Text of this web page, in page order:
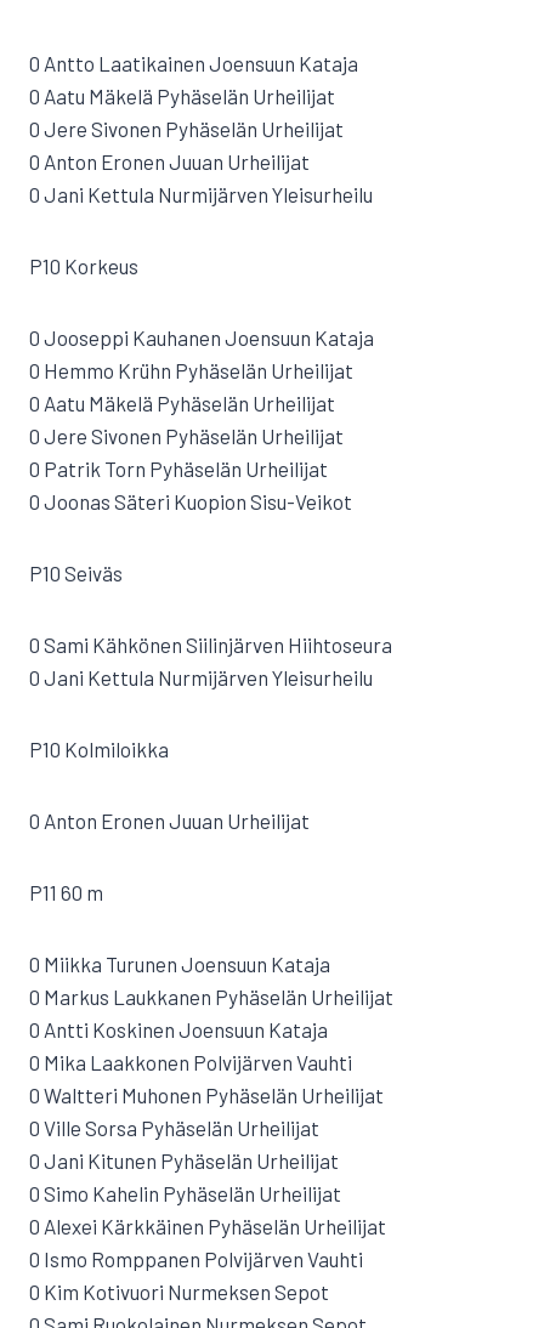
0 Antto Laatikainen Joensuun Kataja
0 Aatu Mäkelä Pyhäselän Urheilijat
0 Jere Sivonen Pyhäselän Urheilijat
0 Anton Eronen Juuan Urheilijat
0 Jani Kettula Nurmijärven Yleisurheilu
P10 Korkeus
0 Jooseppi Kauhanen Joensuun Kataja
0 Hemmo Krühn Pyhäselän Urheilijat
0 Aatu Mäkelä Pyhäselän Urheilijat
0 Jere Sivonen Pyhäselän Urheilijat
0 Patrik Torn Pyhäselän Urheilijat
0 Joonas Säteri Kuopion Sisu-Veikot
P10 Seiväs
0 Sami Kähkönen Siilinjärven Hiihtoseura
0 Jani Kettula Nurmijärven Yleisurheilu
P10 Kolmiloikka
0 Anton Eronen Juuan Urheilijat
P11 60 m
0 Miikka Turunen Joensuun Kataja
0 Markus Laukkanen Pyhäselän Urheilijat
0 Antti Koskinen Joensuun Kataja
0 Mika Laakkonen Polvijärven Vauhti
0 Waltteri Muhonen Pyhäselän Urheilijat
0 Ville Sorsa Pyhäselän Urheilijat
0 Jani Kitunen Pyhäselän Urheilijat
0 Simo Kahelin Pyhäselän Urheilijat
0 Alexei Kärkkäinen Pyhäselän Urheilijat
0 Ismo Romppanen Polvijärven Vauhti
0 Kim Kotivuori Nurmeksen Sepot